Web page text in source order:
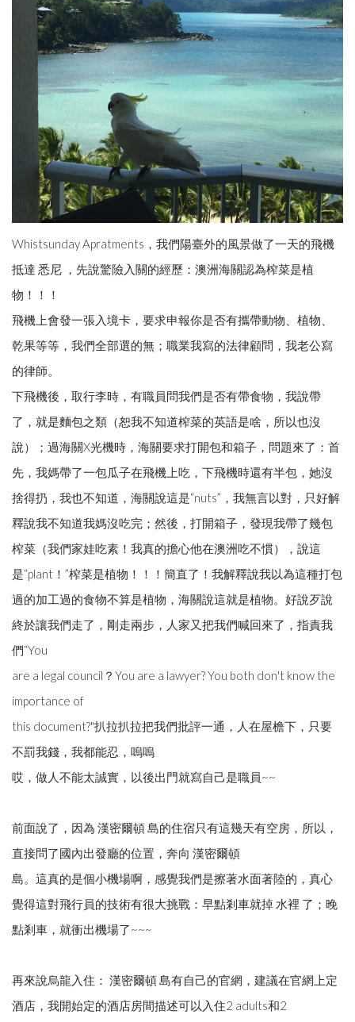
Whistsunday Apratments，我們陽臺外的風景做了一天的飛機
抵達 悉尼 ，先說驚險入關的經歷：澳洲海關認為榨菜是植
物！！！
飛機上會發一張入境卡，要求申報你是否有攜帶動物、植物、
乾果等等，我們全部選的無；職業我寫的法律顧問，我老公寫
的律師。
下飛機後，取行李時，有職員問我們是否有帶食物，我說帶
了，就是麵包之類（恕我不知道榨菜的英語是啥，所以也沒
說）；過海關X光機時，海關要求打開包和箱子，問題來了：首
先，我媽帶了一包瓜子在飛機上吃，下飛機時還有半包，她沒
捨得扔，我也不知道，海關說這是“nuts”，我無言以對，只好解
釋說我不知道我媽沒吃完；然後，打開箱子，發現我帶了幾包
榨菜（我們家娃吃素！我真的擔心他在澳洲吃不慣），說這
是“plant！”榨菜是植物！！！簡直了！我解釋說我以為這種打包
過的加工過的食物不算是植物，海關說這就是植物。好說歹說
終於讓我們走了，剛走兩步，人家又把我們喊回來了，指責我
們“You
are a legal council？You are a lawyer? You both don't know the
importance of
this document?"扒拉扒拉把我們批評一通，人在屋檐下，只要
不罰我錢，我都能忍，嗚嗚
哎，做人不能太誠實，以後出門就寫自己是職員~~
前面說了，因為 漢密爾頓 島的住宿只有這幾天有空房，所以，
直接問了國內出發廳的位置，奔向 漢密爾頓
島。這真的是個小機場啊，感覺我們是擦著水面著陸的，真心
覺得這對飛行員的技術有很大挑戰：早點剎車就掉 水裡 了；晚
點剎車，就衝出機場了~~~
再來說烏龍入住： 漢密爾頓 島有自己的官網，建議在官網上定
酒店，我開始定的酒店房間描述可以入住2 adults和2